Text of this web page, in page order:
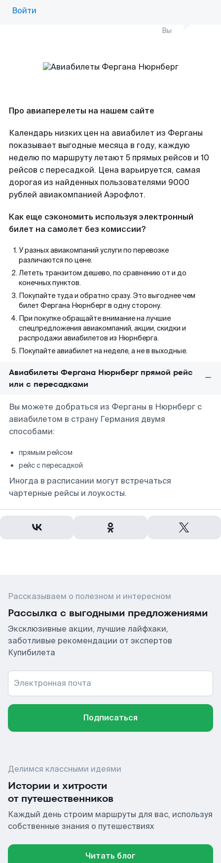
Войти
Вы
Про авиаперелеты на нашем сайте
Календарь низких цен на авиабилет из Ферганы
показывает выгодные месяца в году, каждую
неделю по маршруту летают 5 прямых рейсов и 10
рейсов с пересадкой. Цена варьируется, самая
дорогая из найденных пользователями 9000
рублей авиакомпанией Аэрофлот.
Как еще сэкономить используя электронный
билет на самолет без комиссии?
У разных авиакомпаний услуги по перевозке
различаются по цене.
Лететь транзитом дешево, по сравнению от и до
конечных пунктов.
Покупайте туда и обратно сразу. Это выгоднее чем
билет Фергана Нюрнберг в одну сторону.
При покупке обращайте внимание на лучшие
спецпредложения авиакомпаний, акции, скидки и
распродажи авиабилетов из Нюрнберга.
Покупайте авиабилет на неделе, а не в выходные.
Авиабилеты Фергана Нюрнберг прямой рейс
или с пересадками
Вы можете добраться из Ферганы в Нюрнберг с
авиабилетом в страну Германия двумя
способами:
прямым рейсом
рейс с пересадкой
Иногда в расписании могут встречаться
чартерные рейсы и лоукосты.
Рассказываем о полезном и интересном
Рассылка с выгодными предложениями
Эксклюзивные акции, лучшие лайфхаки,
заботливые рекомендации от экспертов
Купибилета
Электронная почта
Подписаться
Делимся классными идеями
Истории и хитрости
от путешественников
Каждый день строим маршруты для вас, используя
собственные знания о путешествиях
Читать блог